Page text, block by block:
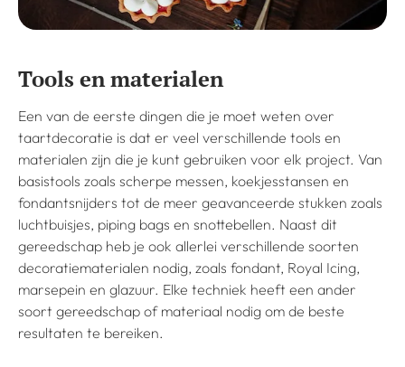
Tools en materialen
Een van de eerste dingen die je moet weten over
taartdecoratie is dat er veel verschillende tools en
materialen zijn die je kunt gebruiken voor elk project. Van
basistools zoals scherpe messen, koekjesstansen en
fondantsnijders tot de meer geavanceerde stukken zoals
luchtbuisjes, piping bags en snottebellen. Naast dit
gereedschap heb je ook allerlei verschillende soorten
decoratiematerialen nodig, zoals fondant, Royal Icing,
marsepein en glazuur. Elke techniek heeft een ander
soort gereedschap of materiaal nodig om de beste
resultaten te bereiken.